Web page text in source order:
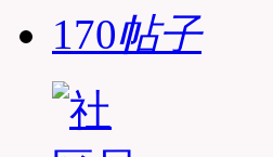
170帖子